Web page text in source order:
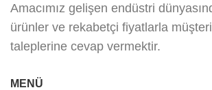
Amacımız gelişen endüstri
ürünler ve rekabetçi fiyatlarla
taleplerine cevap vermektir.
MENÜ